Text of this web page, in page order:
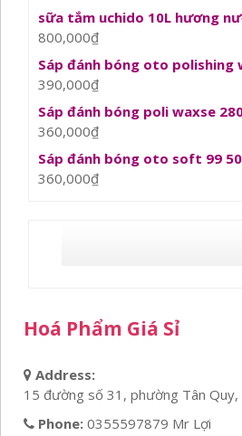
sữa tắm uchido 10L hương
800,000₫
Sáp đánh bóng oto polishing
390,000₫
Sáp đánh bóng poli waxse
360,000₫
Sáp đánh bóng oto soft 99
360,000₫
Hoá Phẩm Giá Sỉ
Address:
15 đường số 31, phường Tân Quy,
Phone: 0355597879 Mr Lợi